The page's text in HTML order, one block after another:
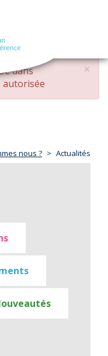
navigation
×
dans
nous ? Actualités